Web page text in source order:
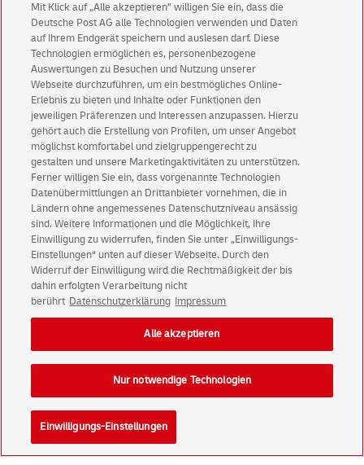
Abonnieren Sie unseren Newsletter
Immer informiert über exklusive Angebote und
Aktionen - jetzt mit Vorteil
Privatkunden sichern sich einen5 € Gutschein
für POSTSCAN!
Geschäftskundenerhalten einen5 € Gutschein
für Briefmarke individuell!
Zur Newsletter-Anmeldung
© Sat Aug 08 17:02:02 CEST 2026 Deutsche Post AG
Datenschutz
Einwilligungs-Einstellungen
Rechtliche Hinweise
Konzern Karriere Presse Investoren
Mit Klick auf „Alle akzeptieren” willigen Sie ein, dass die
Deutsche Post AG alle Technologien verwenden und Daten
auf Ihrem Endgerät speichern und auslesen darf. Diese
Technologien ermöglichen es, personenbezogene
Auswertungen zu Besuchen und Nutzung unserer
Webseite durchzuführen, um ein bestmögliches Online-
Erlebnis zu bieten und Inhalte oder Funktionen den
jeweiligen Präferenzen und Interessen anzupassen. Hierzu
gehört auch die Erstellung von Profilen, um unser Angebot
möglichst komfortabel und zielgruppengerecht zu
gestalten und unsere Marketingaktivitäten zu unterstützen.
Ferner willigen Sie ein, dass vorgenannte Technologien
Datenübermittlungen an Drittanbieter vornehmen, die in
Ländern ohne angemessenes Datenschutzniveau ansässig
sind. Weitere Informationen und die Möglichkeit, Ihre
Einwilligung zu widerrufen, finden Sie unter „Einwilligungs-
Einstellungen“ unten auf dieser Webseite. Durch den
Widerruf der Einwilligung wird die Rechtmäßigkeit der bis
dahin erfolgten Verarbeitung nicht
berührt Datenschutzerklärung Impressum
Einwilligungs-Einstellungen
Nur notwendige Technologien
Alle akzeptieren